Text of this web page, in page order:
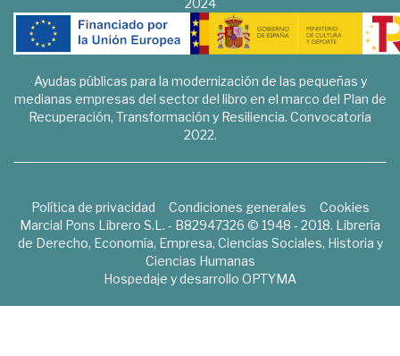
2024
Ayudas públicas para la modernización de las pequeñas y
medianas empresas del sector del libro en el marco del Plan de
Recuperación, Transformación y Resiliencia. Convocatoria
2022.
Política de privacidad Condiciones generales
Cookies
Marcial Pons Librero S.L. - B82947326 © 1948 - 2018. Librería
de Derecho, Economía, Empresa, Ciencias Sociales, Historia y
Ciencias Humanas
Hospedaje y desarrollo OPTYMA